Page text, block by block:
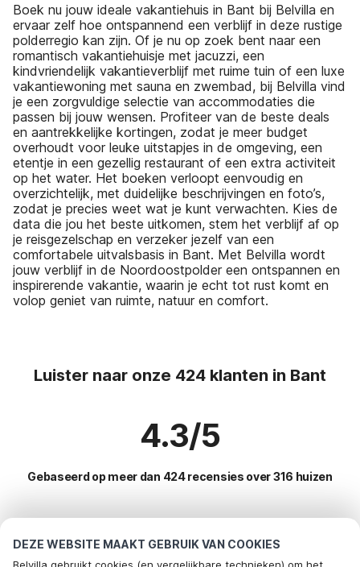
DEZE WEBSITE MAAKT GEBRUIK VAN COOKIES
Boek nu jouw ideale vakantiehuis in Bant bij Belvilla en
ervaar zelf hoe ontspannend een verblijf in deze rustige
polderregio kan zijn. Of je nu op zoek bent naar een
romantisch vakantiehuisje met jacuzzi, een
kindvriendelijk vakantieverblijf met ruime tuin of een luxe
vakantiewoning met sauna en zwembad, bij Belvilla vind
je een zorgvuldige selectie van accommodaties die
passen bij jouw wensen. Profiteer van de beste deals
en aantrekkelijke kortingen, zodat je meer budget
overhoudt voor leuke uitstapjes in de omgeving, een
etentje in een gezellig restaurant of een extra activiteit
op het water. Het boeken verloopt eenvoudig en
overzichtelijk, met duidelijke beschrijvingen en foto’s,
zodat je precies weet wat je kunt verwachten. Kies de
data die jou het beste uitkomen, stem het verblijf af op
je reisgezelschap en verzeker jezelf van een
comfortabele uitvalsbasis in Bant. Met Belvilla wordt
jouw verblijf in de Noordoostpolder een ontspannen en
inspirerende vakantie, waarin je echt tot rust komt en
volop geniet van ruimte, natuur en comfort.
Luister naar onze 424 klanten in Bant
4.3/5
Gebaseerd op meer dan 424 recensies over 316 huizen
Meest populaire bestemmingen voor
vakantie